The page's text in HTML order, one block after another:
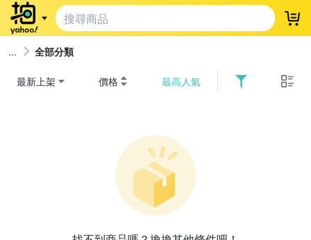
登
全部分類
最新上架 價格 最高人氣